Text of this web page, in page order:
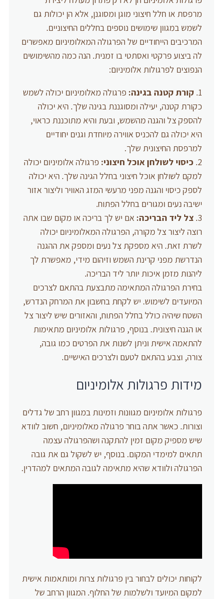
מרפסת או חלל חיצוני מוגן ומסוגנן, אלא הן יכולות גם
לשמש במגוון שימושים נוספים בחללים החיצוניים.
המרכיבים הייחודיים של הפרגולה המאלומיניום מאפשרים
לה ביצוע פרקטי ואסתטי בו זמנית. הנה כמה מהשימושים
הנפוצים לפרגולות אלומיניום:
קורת קטנה בגינה: פרגולה מאלומיניום יכולה לשמש
כקורת קטנה, יעילה ומסוגננת בגינה שלך. היא יכולה
להספק צל והגנה מהשמש, ובעת והיא מתוכננת כראוי,
היא יכולה גם להכניס אווירה מיוחדת וגנים יחודיים
למרפסת החיצונית שלך.
כיסוי לשולחן אוכל חיצוני: פרגולה אלומיניום יכולה
למקם לשולחן אוכל חיצוני בחלל הגינה שלך. היא יכולה
לספק כיסוי והגנה מפני מרעשי המזג האוויר וליצור אזור
ישיבה נעים ומגורים בחלל הפתוח.
צל ליד הבריכה: אם יש לך בריכה או מקום שבו אתה
רוצה ליצור צל מקורה, הפרגולה המאלומיניום יכולה
לשרת זאת. היא מספקת צל נעים ומספק את ההגנה
הנדרשת מפני קרינת השמש וזיהום מידי, מאפשרת לך
ליהנות מזמן איכות יותר ליד הבריכה.
בחירת הפרגולה המתאימה מתבצעת בהתאם לצרכים
המיועדים לשימוש. יש לקחת בחשבון את המרחק הנדרש,
השטח שיהיה כולל בחלל הפתוח, והאזורים שיש ליצור צל
או הגנה חיצונית. בנוסף, פרגולות אלומיניום מתאימות
להתאמה אישית וניתן לשנות את הפרטים כמו גובה,
צורה, וצבע בהתאם לטעם ולצרכים האישיים.
מידות פרגולות אלומיניום
פרגולות אלומיניום מגוונות וזמינות במגוון רחב של גדלים
וצורות. כאשר אתה בוחר פרגולה מאלומיניום, חשוב לוודא
שיש מספיק מקום זמין להתקנה ושהפרגולה עצמה
תתאים למימדי המקום. בנוסף, יש לשקול גם את גובה
הפרגולה ולוודא שהיא מתאימה לגובה המתאים למהדרין.
לקוחות יכולים לבחור בין פרגולות צרות ומותאמות אישית
למקום המיועד ולשלמות של החלוף. המגוון הרחב של